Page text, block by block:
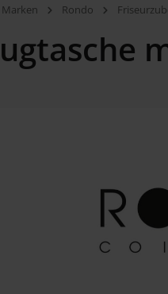
Marken Rondo